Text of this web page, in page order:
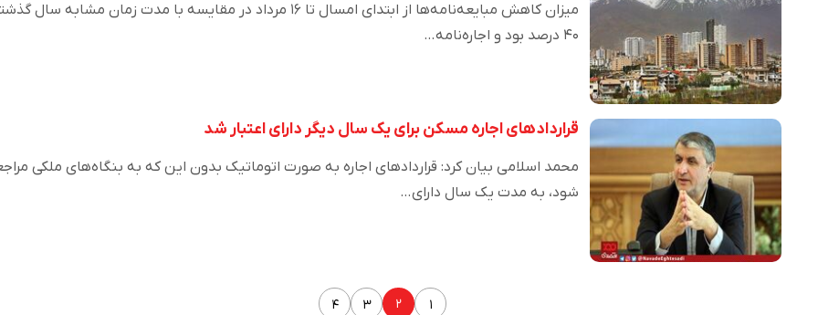
میزان کاهش مبایعه‌نامه‌ها از ابتدای امسال تا ۱۶ مرداد در مقایسه با مدت زمان مشابه سال
۴۰ درصد بود و اجاره‌نامه…
قراردادهای اجاره مسکن برای یک سال دیگر دارای اعتبار شد
محمد اسلامی بیان کرد: قراردادهای اجاره به صورت اتوماتیک بدون این که به بنگاه‌های ملکی
شود، به مدت یک سال دارای…
۱ ۲ ۳ ۴